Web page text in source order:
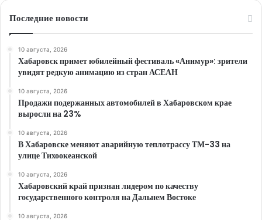
Последние новости
10 августа, 2026
Хабаровск примет юбилейный фестиваль «Анимур»: зрители
увидят редкую анимацию из стран АСЕАН
10 августа, 2026
Продажи подержанных автомобилей в Хабаровском крае
выросли на 23%
10 августа, 2026
В Хабаровске меняют аварийную теплотрассу ТМ-33 на
улице Тихоокеанской
10 августа, 2026
Хабаровский край признан лидером по качеству
государственного контроля на Дальнем Востоке
10 августа, 2026